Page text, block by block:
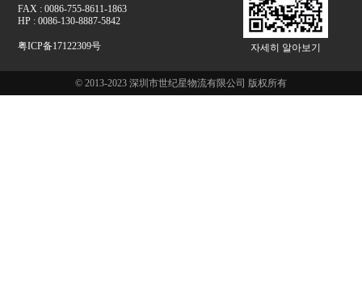
공지사항
홍보자료
찾아오시는길
FAX : 0086-755-8611-1863
HP : 0086-130-8887-5842
粤ICP备17122309号 자세히 알아보기
© 2013-2023 深圳市世纪星物流有限公司 版权所有